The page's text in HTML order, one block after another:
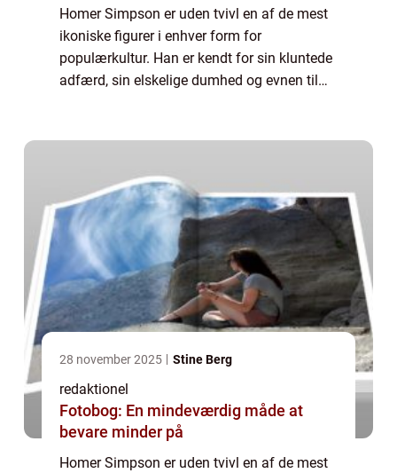
Homer Simpson er uden tvivl en af de mest
ikoniske figurer i enhver form for
populærkultur. Han er kendt for sin kluntede
adfærd, sin elskelige dumhed og evnen til
28 november 2025 Stine Berg
redaktionel
Fotobog: En mindeværdig måde at
bevare minder på
Homer Simpson er uden tvivl en af de mest